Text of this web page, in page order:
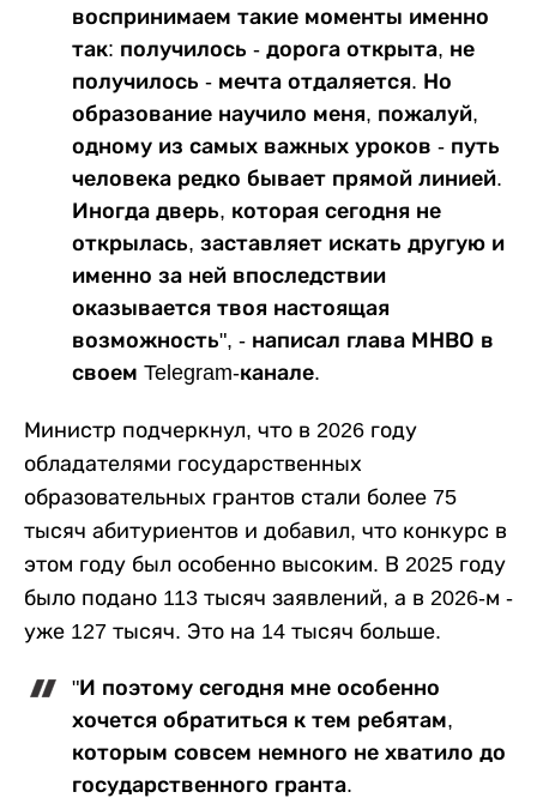
воспринимаем такие моменты именно
так: получилось - дорога открыта, не
получилось - мечта отдаляется. Но
образование научило меня, пожалуй,
одному из самых важных уроков - путь
человека редко бывает прямой линией.
Иногда дверь, которая сегодня не
открылась, заставляет искать другую и
именно за ней впоследствии
оказывается твоя настоящая
возможность", - написал глава МНВО в
своем Telegram-канале.
Министр подчеркнул, что в 2026 году
обладателями государственных
образовательных грантов стали более 75
тысяч абитуриентов и добавил, что конкурс в
этом году был особенно высоким. В 2025 году
было подано 113 тысяч заявлений, а в 2026-м -
уже 127 тысяч. Это на 14 тысяч больше.
"И поэтому сегодня мне особенно
хочется обратиться к тем ребятам,
которым совсем немного не хватило до
государственного гранта.